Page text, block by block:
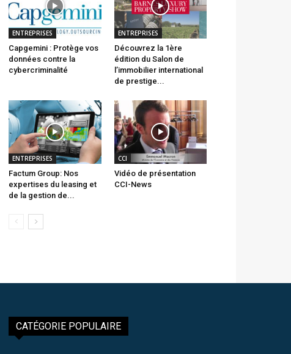
ENTREPRISES
Capgemini : Protège vos
données contre la
cybercriminalité
ENTREPRISES
Découvrez la 1ère
édition du Salon de
l’immobilier international
de prestige...
ENTREPRISES
Factum Group: Nos
expertises du leasing et
de la gestion de...
CCI
Vidéo de présentation
CCI-News
CATÉGORIE POPULAIRE